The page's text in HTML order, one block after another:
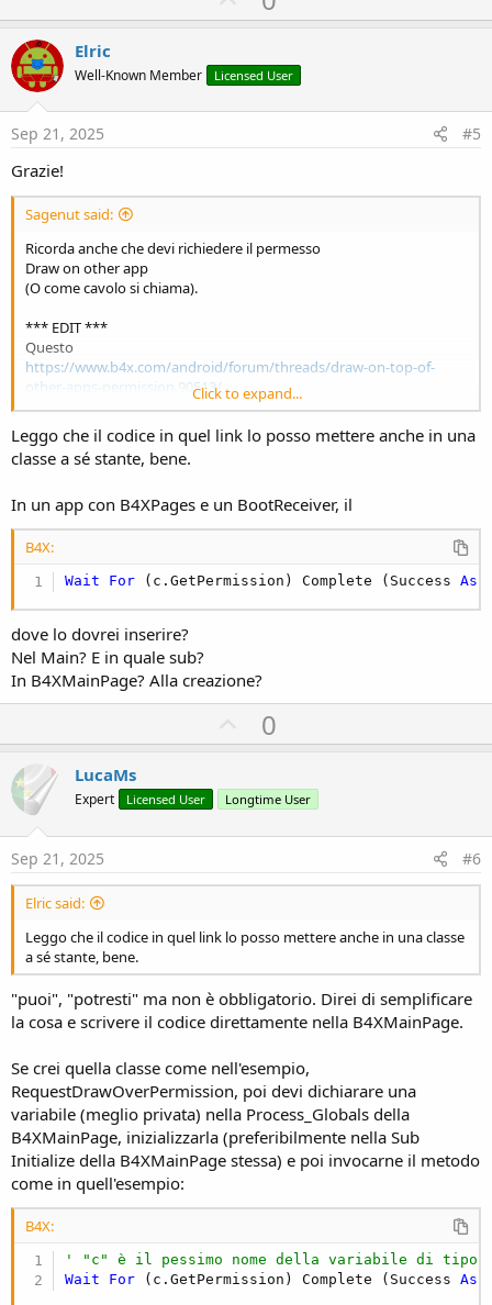
t
i
o
n
s
:
p
o
t
Elric
Well-Known Member Licensed User
Sep 21, 2025 #5
Grazie!
Sagenut said:
Ricorda anche che devi richiedere il permesso
Draw on other app
(O come cavolo si chiama).
*** EDIT ***
Questo
https://www.b4x.com/android/forum/threads/draw-on-top-of-
other-apps-permission.90513/
Serve a poter aprire l'app da un service o un receiver.
Necessario da Android 10.
Click to expand...
Leggo che il codice in quel link lo posso mettere anche in una
classe a sé stante, bene.
In un app con B4XPages e un BootReceiver, il
B4X:
Wait For (c.GetPermission) Complete (Success As
dove lo dovrei inserire?
Nel Main? E in quale sub?
In B4XMainPage? Alla creazione?
U
p
o
t
0
LucaMs
Expert Licensed User Longtime User
Sep 21, 2025 #6
Elric said:
Leggo che il codice in quel link lo posso mettere anche in una classe
a sé stante, bene.
"puoi", "potresti" ma non è obbligatorio. Direi di semplificare
la cosa e scrivere il codice direttamente nella B4XMainPage.
Se crei quella classe come nell'esempio,
RequestDrawOverPermission, poi devi dichiarare una
variabile (meglio privata) nella Process_Globals della
B4XMainPage, inizializzarla (preferibilmente nella Sub
Initialize della B4XMainPage stessa) e poi invocarne il metodo
come in quell'esempio:
B4X:
' "c" è il pessimo nome della variabile di tipo
Wait
For (c.GetPermission) Complete (Success As